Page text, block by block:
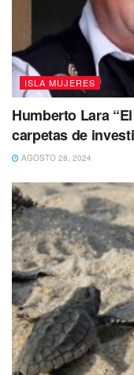
ISLA MUJERES
Humberto Lara
carpetas de
AGOSTO 28, 2024